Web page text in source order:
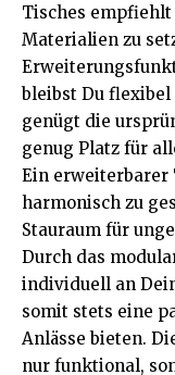
Tisches
Materialien zu
bleibst Du
genügt die
genug Platz für
Ein erweiterbarer
harmonisch zu
Stauraum für
Durch das
individuell an
somit stets eine
Anlässe bieten.
nur funktional,